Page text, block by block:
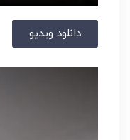
دانلود ویدیو